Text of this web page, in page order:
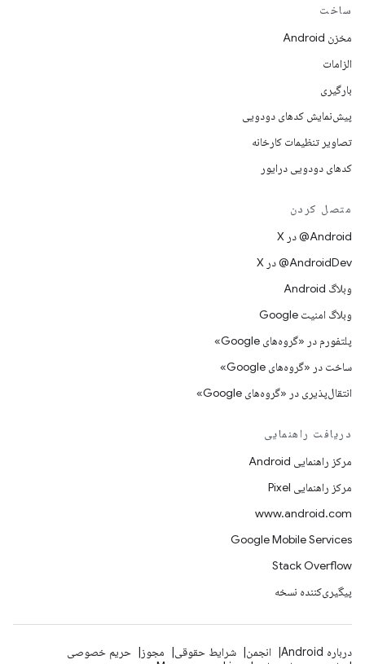
ساخت
مخزن Android
الزامات
بارگیری
پیش‌نمایش کدهای دودویی
تصاویر تنظیمات کارخانه
کدهای دودویی درایور
متصل کردن
‫‎@Android در X
‫‎@AndroidDev در X
وبلاگ Android
وبلاگ امنیت Google
پلتفورم در «گروه‌های Google»
ساخت در «گروه‌های Google»
انتقال‌پذیری در «گروه‌های Google»
دریافت راهنمایی
مرکز راهنمایی Android
مرکز راهنمایی Pixel
www.android.com
Google Mobile Services
Stack Overflow
پیگیری‌کننده نسخه
درباره Android انجمن شرایط حقوقی مجوز
حریم خصوصی